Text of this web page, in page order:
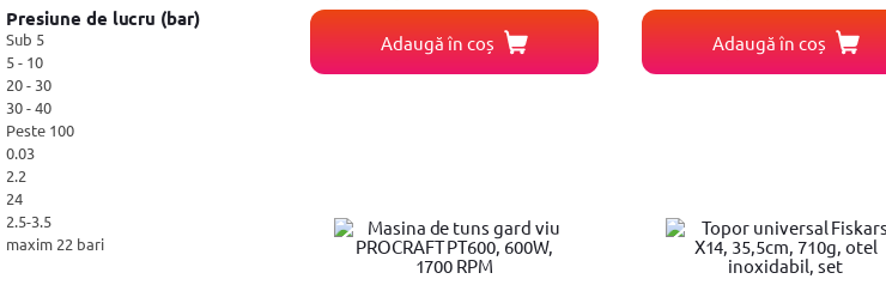
Fischer(1)
Nilfisk
Zipper
ROTHENBERGER
Detoolz
XAVAX(1)
GERBER
AW Tools
Clinex
Imoum
Ruris(1)
Impingator pentru zapada
Furca
Spargator de gheata
Cultivator
Dispozitiv pentru smuls buruieni
Pana pentru despicat
Matura
Foarfeca telescopica
Curatator de jgheaburi
Pulverizator
Suflanta
Presiune de lucru (bar)
Sub 5
5 - 10
20 - 30
30 - 40
Peste 100
0.03
2.2
24
2.5-3.5
maxim 22 bari
Adaugă în coș Adaugă în coș